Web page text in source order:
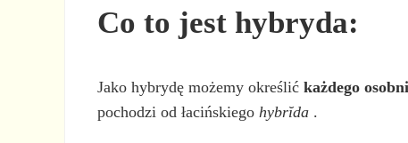
Co to jest hybryda:
Jako hybrydę możemy określićkażdego
pochodzi od łacińskiego hybrĭda .